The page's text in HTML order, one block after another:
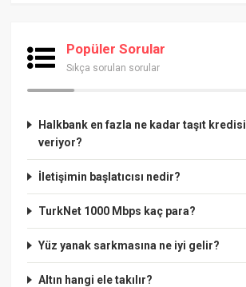
Popüler Sorular
Sıkça sorulan sorular
Halkbank en fazla ne kadar taşıt kredisi
veriyor?
İletişimin başlatıcısı nedir?
TurkNet 1000 Mbps kaç para?
Yüz yanak sarkmasına ne iyi gelir?
Altın hangi ele takılır?